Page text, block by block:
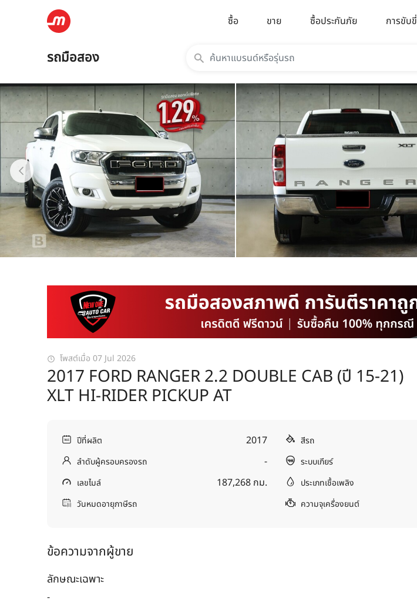
ซื้อ ขาย ซื้อประกันภัย การขับขี่
รถมือสอง
โพสต์เมื่อ 07 Jul 2026
2017 FORD RANGER 2.2 DOUBLE CAB (ปี 15-21)
XLT HI-RIDER PICKUP AT
ปีที่ผลิต 2017
ลำดับผู้ครอบครองรถ -
เลขไมล์ 187,268 กม.
วันหมดอายุภาษีรถ
สีรถ
ระบบเกียร์
ประเภทเชื้อเพลิง
ความจุเครื่องยนต์
ข้อความจากผู้ขาย
ลักษณะเฉพาะ
-